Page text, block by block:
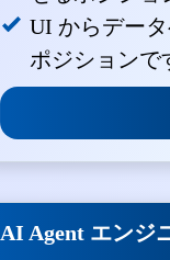
UI からデー
ポジションで
AI Agent エンジ